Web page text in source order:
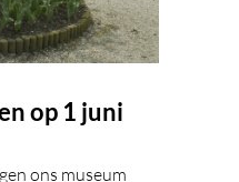
op 1 juni
ons museum